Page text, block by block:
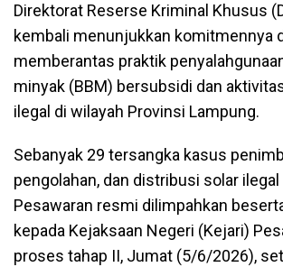
Direktorat Reserse Kriminal Khusus
kembali menunjukkan komitmennya
memberantas praktik
minyak (BBM) bersubsidi dan
ilegal di wilayah Provinsi Lampung.
Sebanyak 29 tersangka kasus
pengolahan, dan distribusi solar
Pesawaran resmi dilimpahkan
kepada Kejaksaan Negeri (Kejari)
proses tahap II, Jumat (5/6/2026),